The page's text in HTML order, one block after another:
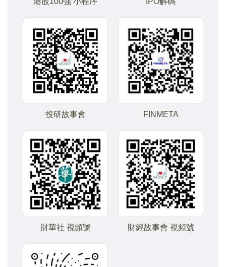
投研故事會 FINMETA
財華社 視頻號 財經故事會 視頻號